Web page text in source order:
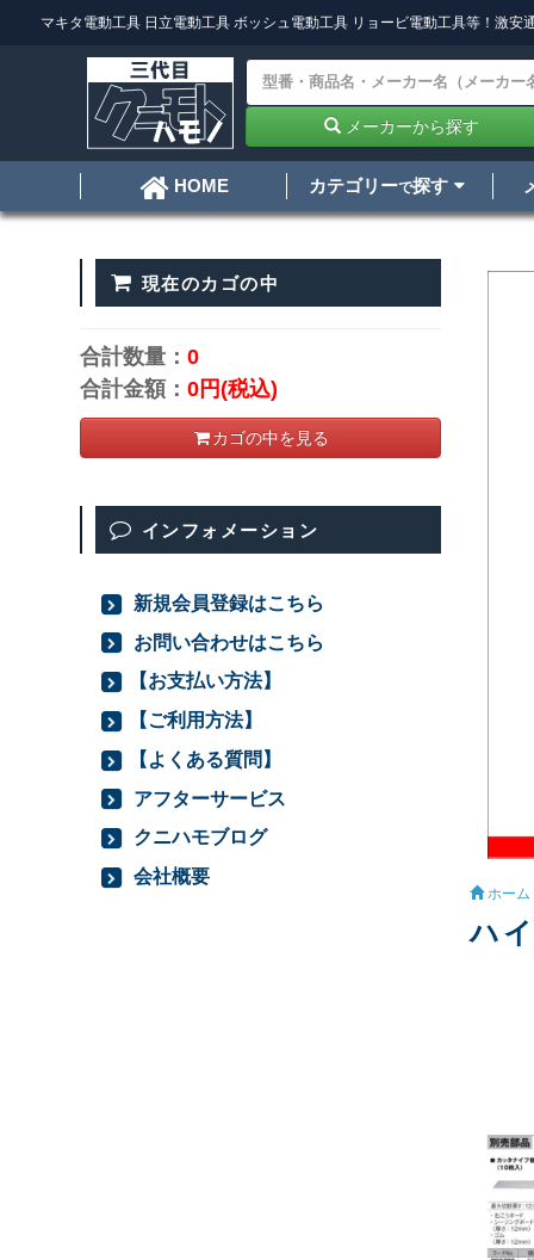
マキタ電動工具 日立電動工具 ボッシュ電動工具 リョービ電動工具等！激安
メーカーから探す
HOME カテゴリーで探す
ホーム
ハ
現在のカゴの中
合計数量：0
合計金額：0円(税込)
カゴの中を見る
インフォメーション
新規会員登録はこちら
お問い合わせはこちら
【お支払い方法】
【ご利用方法】
【よくある質問】
アフターサービス
クニハモブログ
会社概要